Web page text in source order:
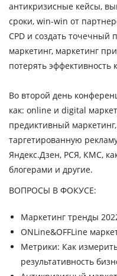
антикризисные кейсы,
сроки, win-win от
CPD и создать точечный
маркетинг, маркетинг
потерять эффективность
Во второй день
как: online и digital
предиктивный
таргетированную
Яндекс.Дзен, РСЯ, КМС,
блогерами и другие.
ВОПРОСЫ В ФОКУСЕ:
Маркетинг тренды
ONLine&OFFLine
Метрики: Как
результативность